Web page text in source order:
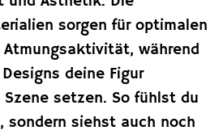
sorgen für optimalen
während
deine Figur
setzen. So fühlst du
sondern siehst auch noch